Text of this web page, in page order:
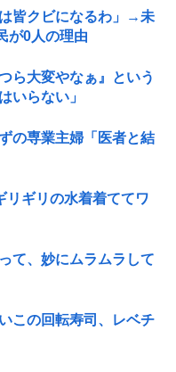
皆クビになるわ」→未
が0人の理由
ら大変やなぁ』という
いらない」
の専業主婦「医者と結
リギリの水着着ててワ
て、妙にムラムラして
この回転寿司、レベチ